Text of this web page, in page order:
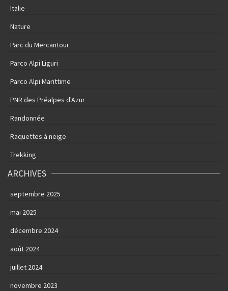
Italie
Nature
Parc du Mercantour
Parco Alpi Liguri
Parco Alpi Marittime
PNR des Préalpes d'Azur
Randonnée
Raquettes à neige
Trekking
ARCHIVES
septembre 2025
mai 2025
décembre 2024
août 2024
juillet 2024
novembre 2023